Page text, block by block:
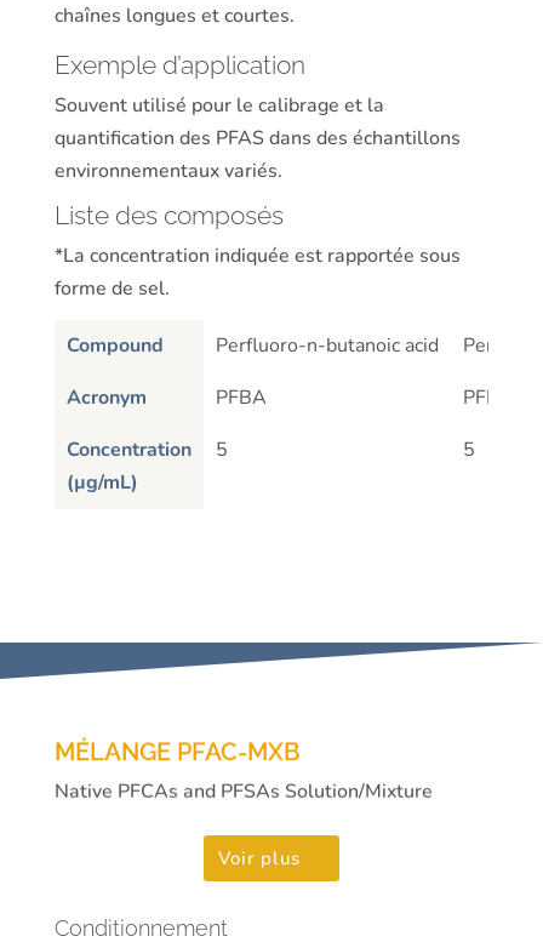
chaînes longues et courtes.
Exemple d’application
Souvent utilisé pour le calibrage et la
quantification des PFAS dans des échantillons
environnementaux variés.
Liste des composés
*La concentration indiquée est rapportée sous
forme de sel.
Compound
Acronym
Concentration
(µg/mL)
Perfluoro-n-butanoic acid
PFBA
5
PFPeA
5
MÉLANGE PFAC-MXB
Native PFCAs and PFSAs Solution/Mixture
Voir plus
Conditionnement